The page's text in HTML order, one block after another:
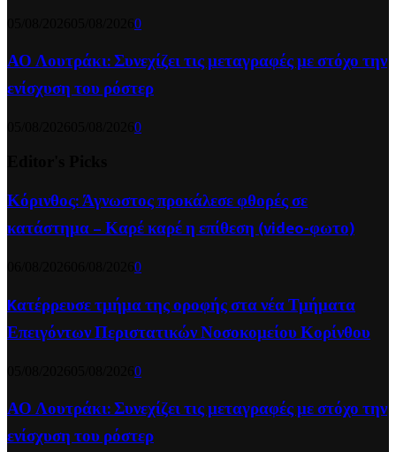
0
ΑΟ Λουτράκι: Συνεχίζει τις μεταγραφές με στόχο την
ενίσχυση του ρόστερ
0
Κόρινθος: Άγνωστος προκάλεσε φθορές σε
κατάστημα – Καρέ καρέ η επίθεση (video-φωτο)
0
Kατέρρευσε τμήμα της οροφής στα νέα Τμήματα
Επειγόντων Περιστατικών Νοσοκομείου Κορίνθου
0
ΑΟ Λουτράκι: Συνεχίζει τις μεταγραφές με στόχο την
ενίσχυση του ρόστερ